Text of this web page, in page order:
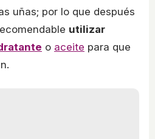
uñas; por lo que después
utilizar
o aceite para que